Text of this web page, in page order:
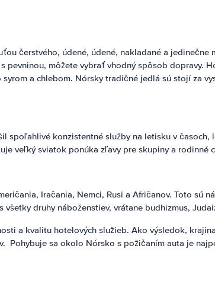
čerstvého, údené, údené, nakladané a jedinečne
môžete vybrať vhodný spôsob dopravy.
a chlebom. Nórsky tradičné jedlá sú stojí za
spoľahlivé konzistentné služby na letisku v časoch,
veľký sviatok ponúka zľavy pre skupiny a rodinné
Iračania, Nemci, Rusi a Afričanov. Toto sú
druhy náboženstiev, vrátane budhizmus,
a kvalitu hotelových služieb. Ako výsledok,
Pohybuje sa okolo Nórsko s požičaním auta je